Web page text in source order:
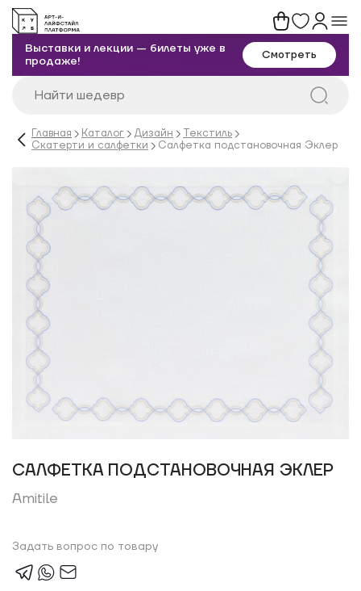
Выставки и лекции — билеты уже в
продаже!
Смотреть
Главная Каталог Дизайн
Текстиль
Скатерти и салфетки
Салфетка подстановочная Эклер
САЛФЕТКА ПОДСТАНОВОЧНАЯ ЭКЛЕР
Amitile
Задать вопрос по товару